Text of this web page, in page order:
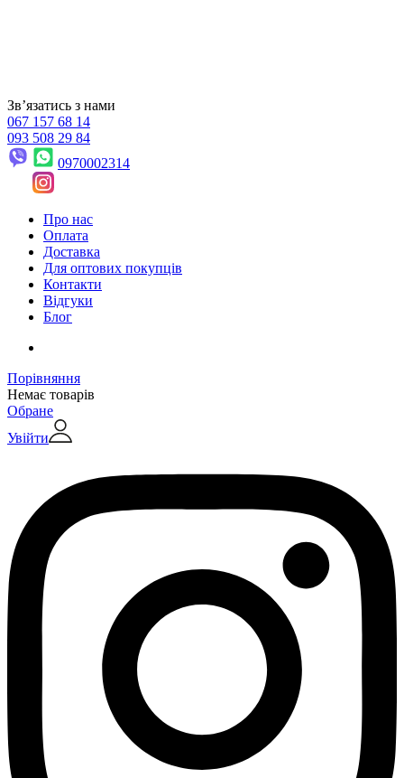
Звʼязатись з нами
067 157 68 14
093 508 29 84
0970002314
Про нас
Оплата
Доставка
Для оптових покупців
Контакти
Відгуки
Блог
Порівняння
Немає товарів
Обране
Увійти